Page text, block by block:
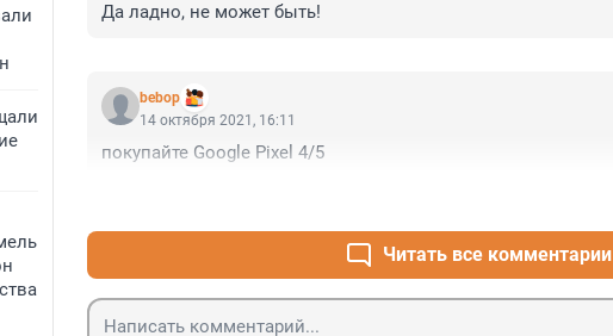
Да ладно, не может быть!
bebop
14 октября 2021, 16:11
покупайте Google Pixel 4/5
Читать все комментарии